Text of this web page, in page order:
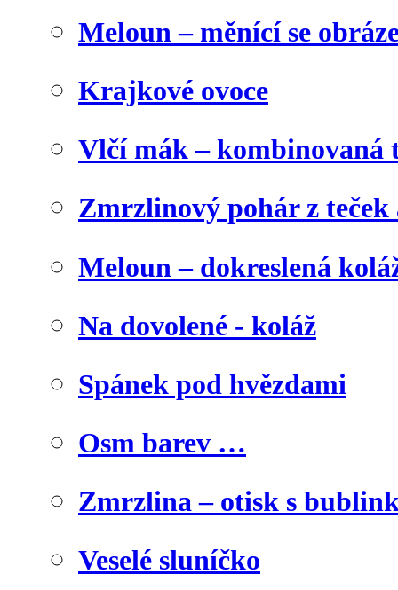
Meloun – měnící se
Krajkové ovoce
Vlčí mák – kombinovaná
Zmrzlinový pohár z
Meloun – dokreslená
Na dovolené - koláž
Spánek pod hvězdami
Osm barev …
Zmrzlina – otisk s
Veselé sluníčko